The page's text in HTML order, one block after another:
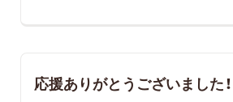
応援ありがとうございました！